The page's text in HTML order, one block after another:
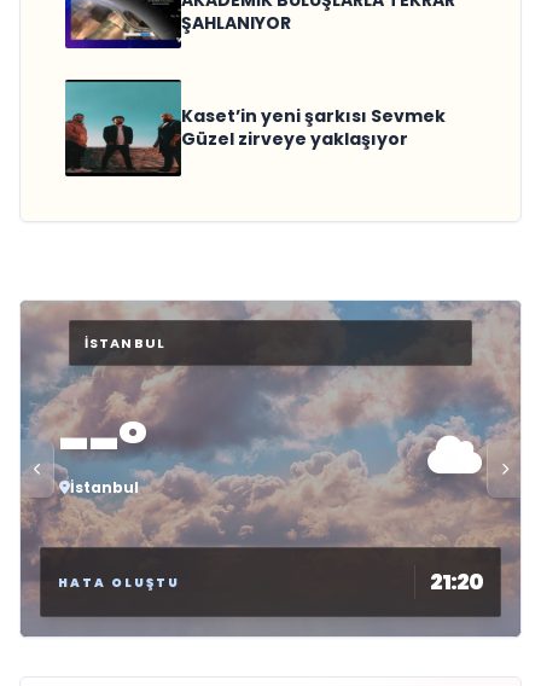
ŞAHLANIYOR
Kaset’in yeni şarkısı Sevmek
Güzel zirveye yaklaşıyor
--°
İstanbul
HATA OLUŞTU 21:20